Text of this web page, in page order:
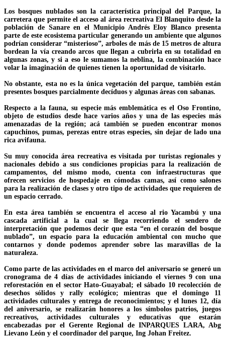
Los bosques nublados son la característica principal del Parque, la
carretera que permite el acceso al área recreativa El Blanquito desde la
población de Sanare en el Municipio Andrés Eloy Blanco presenta
parte de este ecosistema particular generando un ambiente que algunos
podrían considerar “misterioso”, arboles de más de 15 metros de altura
bordean la vía creando arcos que llegan a cubrirla en su totalidad en
algunas zonas, y si a eso le sumamos la neblina, la combinación hace
volar la imaginación de quienes tienen la oportunidad de visitarlo.
No obstante, esta no es la única vegetación del parque, también están
presentes bosques parcialmente decíduos y algunas áreas con sabanas.
Respecto a la fauna, su especie más emblemática es el Oso Frontino,
objeto de estudios desde hace varios años y una de las especies más
amenazadas de la región; acá también se pueden encontrar monos
capuchinos, pumas, perezas entre otras especies, sin dejar de lado una
rica avifauna.
Su muy conocida área recreativa es visitada por turistas regionales y
nacionales debido a sus condiciones propicias para la realización de
campamentos, del mismo modo, cuenta con infraestructuras que
ofrecen servicios de hospedaje en cómodas camas, así como salones
para la realización de clases y otro tipo de actividades que requieren de
un espacio cerrado.
En esta área también se encuentra el acceso al rio Yacambú y una
cascada artificial a la cual se llega recorriendo el sendero de
interpretación que podemos decir que esta “en el corazón del bosque
nublado”, un espacio para la educación ambiental con mucho que
contarnos y donde podemos aprender sobre las maravillas de la
naturaleza.
Como parte de las actividades en el marco del aniversario se generó un
cronograma de 4 días de actividades iniciando el viernes 9 con una
reforestación en el sector Hato-Guayabal; el sábado 10 recolección de
desechos sólidos y rally ecológico; mientras que el domingo 11
actividades culturales y entrega de reconocimientos; y el lunes 12, día
del aniversario, se realizarán honores a los símbolos patrios, juegos
recreativos, actividades culturales y educativas que estarán
encabezadas por el Gerente Regional de INPARQUES LARA, Abg
Lievano León y el coordinador del parque, Ing Johan Freitez.